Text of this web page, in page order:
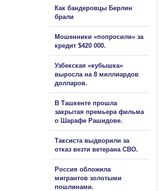
Как бандеровцы Берлин
брали
Мошенники «попросили» за
кредит $420 000.
Узбекская «кубышка»
выросла на 8 миллиардов
долларов.
В Ташкенте прошла
закрытая премьера фильма
о Шарафе Рашидове.
Таксиста выдворили за
отказ везти ветерана СВО.
Россия обложила
мигрантов золотыми
пошлинами.